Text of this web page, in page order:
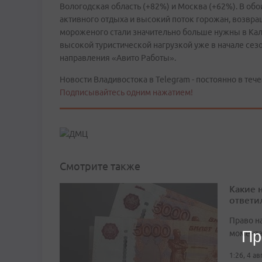
Вологодская область (+82%) и Москва (+62%). В
активного отдыха и высокий поток горожан,
мороженого стали значительно больше нужны в
высокой туристической нагрузкой уже в начале
направления «Авито Работы».
Новости Владивостока в Telegram - постоянно в
Подписывайтесь одним нажатием!
Смотрите также
Какие
Право
момента
1:26, 4